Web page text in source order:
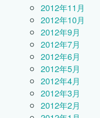
2012年11月
2012年10月
2012年9月
2012年7月
2012年6月
2012年5月
2012年4月
2012年3月
2012年2月